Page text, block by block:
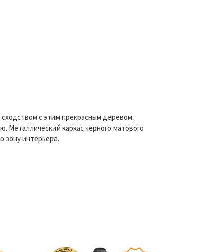
с этим прекрасным деревом.
каркас черного матового
зону интерьера.